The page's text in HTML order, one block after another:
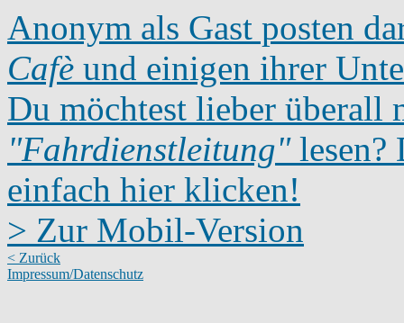
Anonym als Gast posten
Cafè und einigen ihrer
Du möchtest lieber überall
"Fahrdienstleitung"lesen?
einfach hier klicken!
> Zur Mobil-Version
< Zurück
Impressum/Datenschutz